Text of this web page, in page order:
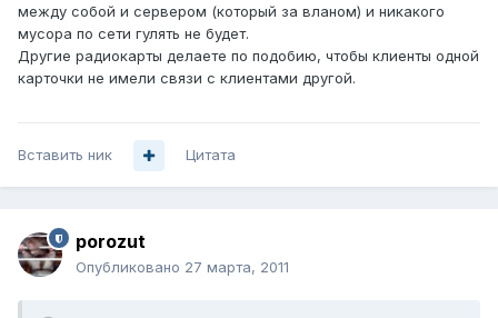
между собой и сервером (который за вланом) и никакого
мусора по сети гулять не будет.
Другие радиокарты делаете по подобию, чтобы клиенты одной
карточки не имели связи с клиентами другой.
Вставить ник Цитата
porozut
Опубликовано 27 марта, 2011